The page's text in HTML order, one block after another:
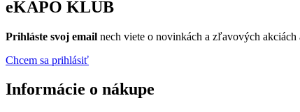
eKAPO KLUB
Prihláste svoj email nech viete o novinkách a zľavových
Chcem sa prihlásiť
Informácie o nákupe